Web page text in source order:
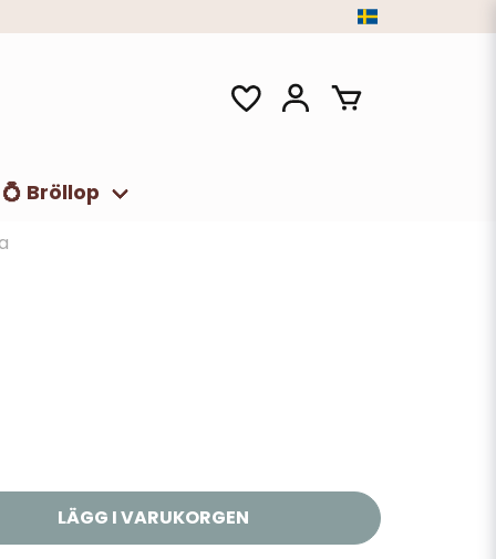
💍 Bröllop
LÄGG I VARUKORGEN